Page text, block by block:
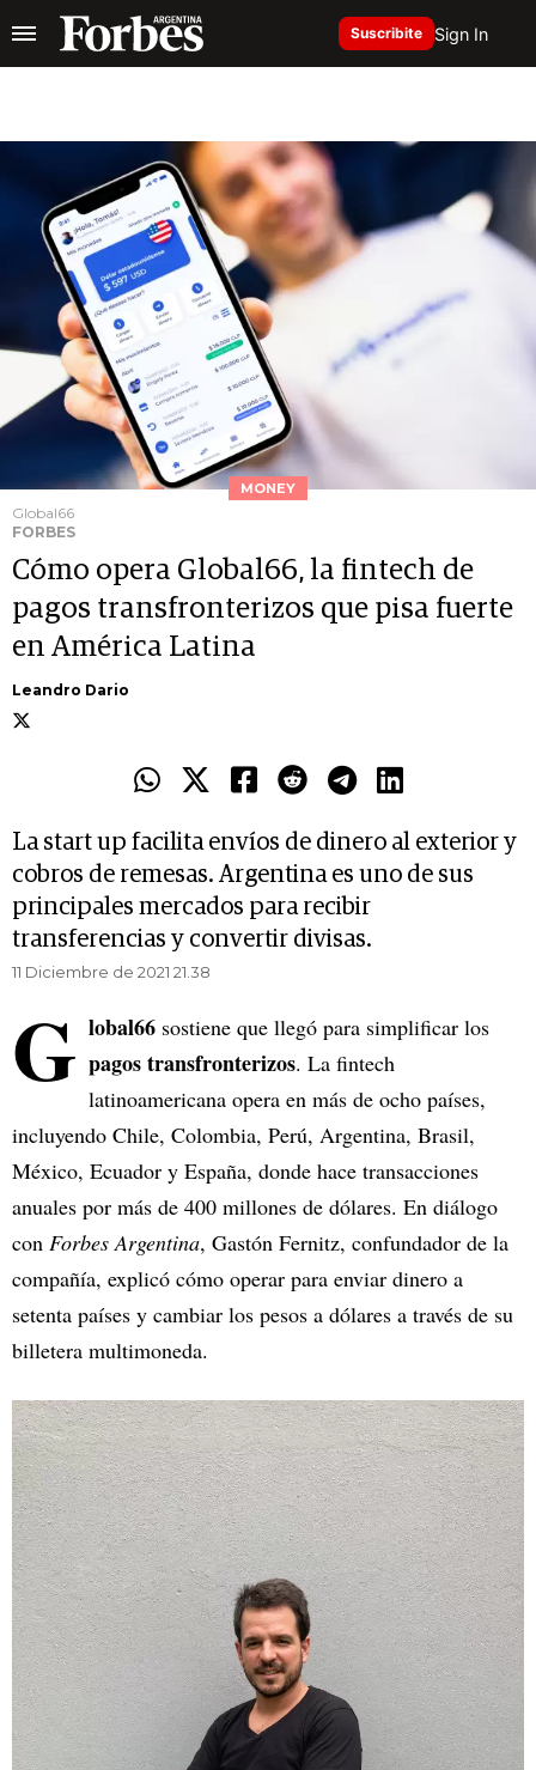
Suscribite Sign In
MONEY
Global66
FORBES
Cómo opera Global66, la fintech de
pagos transfronterizos que pisa fuerte
en América Latina
Leandro Dario
La start up facilita envíos de dinero al exterior y
cobros de remesas. Argentina es uno de sus
principales mercados para recibir
transferencias y convertir divisas.
11 Diciembre de 2021 21.38
G lobal66 sostiene que llegó para simplificar los
pagos transfronterizos. La fintech
latinoamericana opera en más de ocho países,
incluyendo Chile, Colombia, Perú, Argentina, Brasil,
México, Ecuador y España, donde hace transacciones
anuales por más de 400 millones de dólares. En diálogo
con Forbes Argentina, Gastón Fernitz, confundador de la
compañía, explicó cómo operar para enviar dinero a
setenta países y cambiar los pesos a dólares a través de su
billetera multimoneda.